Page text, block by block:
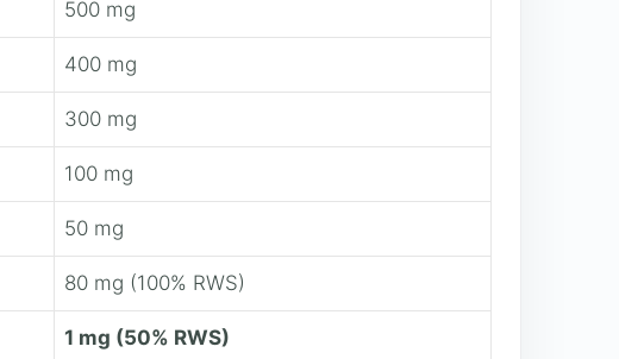
500 mg
400 mg
300 mg
100 mg
50 mg
80 mg (100% RWS)
1 mg (50% RWS)